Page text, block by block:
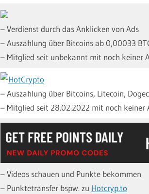
– Verdienst durch das Anklicken von Ads
– Auszahlung über Bitcoins ab 0,00033
– Mitglied seit unbekannt mit noch keiner
– Auszahlung über Bitcoins, Litecoin,
– Mitglied seit 28.02.2022 mit noch keiner
– Videos schauen und Punkte bekommen
– Punktetransfer bspw. zu Hotcryp.to